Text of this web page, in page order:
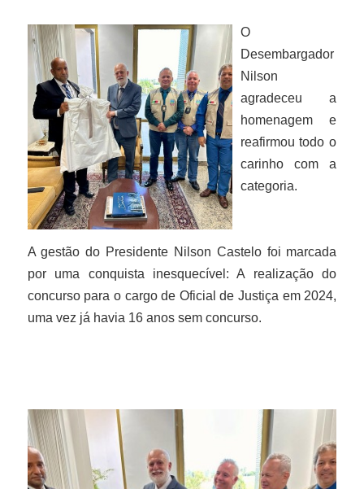
O
Desembargador
Nilson
agradeceu a
homenagem e
reafirmou todo o
carinho com a
categoria.
A gestão do Presidente Nilson Castelo foi marcada
por uma conquista inesquecível: A realização do
concurso para o cargo de Oficial de Justiça em 2024,
uma vez já havia 16 anos sem concurso.